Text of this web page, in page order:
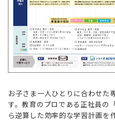
お子さま一人ひとりに合わせた
す。教育のプロである正社員の
ら逆算した効率的な学習計画を